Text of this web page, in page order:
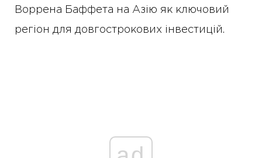
Воррена Баффета на Азію як ключовий
регіон для довгострокових інвестицій.